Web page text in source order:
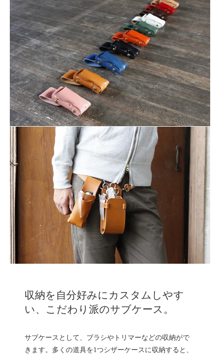
収納を自分好みにカスタムしやす
い、こだわり派のサブケース。
サブケースとして、ブラシやトリマーなどの収納がで
きます。多くの道具を1つシザーケースに収納すると、